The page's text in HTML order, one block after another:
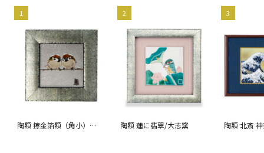
1
陶額 擦金箔額（角小）雪
2
陶額 蓮に翡翠/大志窯
3
陶額 北斎